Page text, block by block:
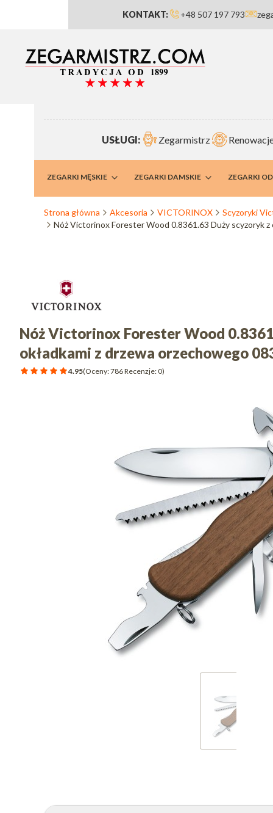
KONTAKT: +48 507 197 793
USŁUGI: Zegarmistrz
ZEGARKI MĘSKIE ZEGARKI DAMSKIE ZEGARKI
Strona główna Akcesoria VICTORINOX Scyzoryki
Nóż Victorinox Forester Wood 0.8361.63 Duży scyzoryk
Nóż Victorinox Forester Wood
okładkami z drzewa orzechowego
4.95(Oceny: 786 Recenzje: 0)